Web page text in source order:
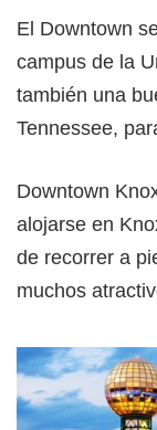
El Downtown
campus de la
también una
Tennessee,
Downtown
alojarse en
de recorrer a
muchos